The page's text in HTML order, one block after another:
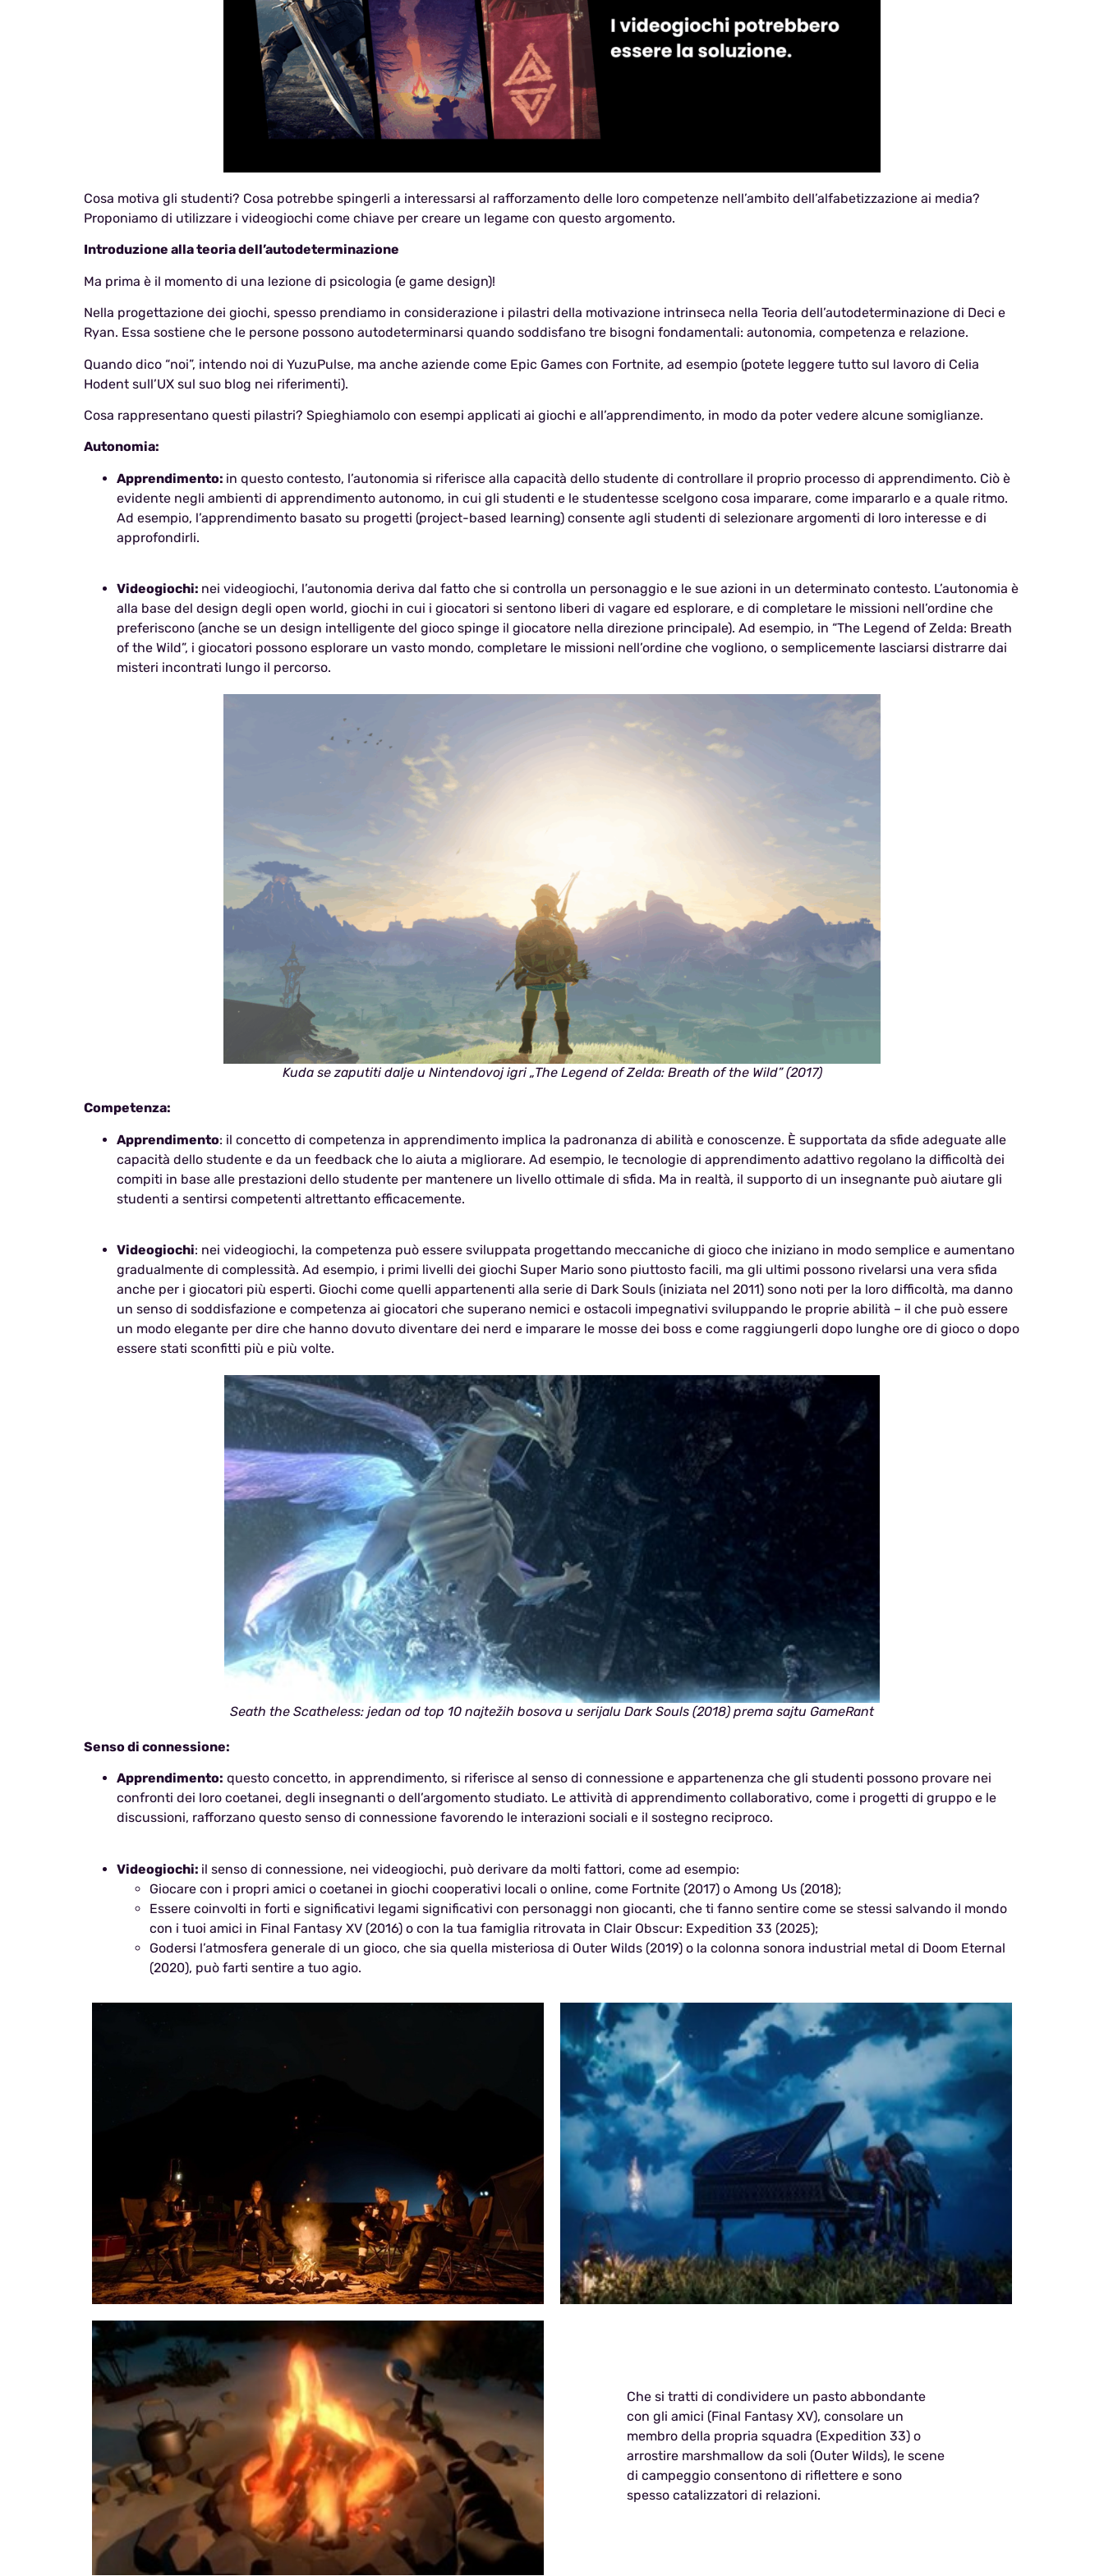
Cosa motiva gli studenti? Cosa potrebbe spingerli a interessarsi al rafforzamento delle loro competenze nell’ambito dell’alfabetizzazione ai media?
Proponiamo di utilizzare i videogiochi come chiave per creare un legame con questo argomento.
Introduzione alla teoria dell’autodeterminazione
Ma prima è il momento di una lezione di psicologia (e game design)!
Nella progettazione dei giochi, spesso prendiamo in considerazione i pilastri della motivazione intrinseca nella Teoria dell’autodeterminazione di Deci e
Ryan. Essa sostiene che le persone possono autodeterminarsi quando soddisfano tre bisogni fondamentali: autonomia, competenza e relazione.
Quando dico “noi”, intendo noi di YuzuPulse, ma anche aziende come Epic Games con Fortnite, ad esempio (potete leggere tutto sul lavoro di Celia
Hodent sull’UX sul suo blog nei riferimenti).
Cosa rappresentano questi pilastri? Spieghiamolo con esempi applicati ai giochi e all’apprendimento, in modo da poter vedere alcune somiglianze.
Autonomia:
Apprendimento: in questo contesto, l’autonomia si riferisce alla capacità dello studente di controllare il proprio processo di apprendimento. Ciò è
evidente negli ambienti di apprendimento autonomo, in cui gli studenti e le studentesse scelgono cosa imparare, come impararlo e a quale ritmo.
Ad esempio, l’apprendimento basato su progetti (project-based learning) consente agli studenti di selezionare argomenti di loro interesse e di
approfondirli.
Videogiochi: nei videogiochi, l’autonomia deriva dal fatto che si controlla un personaggio e le sue azioni in un determinato contesto. L’autonomia è
alla base del design degli open world, giochi in cui i giocatori si sentono liberi di vagare ed esplorare, e di completare le missioni nell’ordine che
preferiscono (anche se un design intelligente del gioco spinge il giocatore nella direzione principale). Ad esempio, in “The Legend of Zelda: Breath
of the Wild”, i giocatori possono esplorare un vasto mondo, completare le missioni nell’ordine che vogliono, o semplicemente lasciarsi distrarre dai
misteri incontrati lungo il percorso.
Kuda se zaputiti dalje u Nintendovoj igri „The Legend of Zelda: Breath of the Wild” (2017)
Competenza:
Apprendimento: il concetto di competenza in apprendimento implica la padronanza di abilità e conoscenze. È supportata da sfide adeguate alle
capacità dello studente e da un feedback che lo aiuta a migliorare. Ad esempio, le tecnologie di apprendimento adattivo regolano la difficoltà dei
compiti in base alle prestazioni dello studente per mantenere un livello ottimale di sfida. Ma in realtà, il supporto di un insegnante può aiutare gli
studenti a sentirsi competenti altrettanto efficacemente.
Videogiochi: nei videogiochi, la competenza può essere sviluppata progettando meccaniche di gioco che iniziano in modo semplice e aumentano
gradualmente di complessità. Ad esempio, i primi livelli dei giochi Super Mario sono piuttosto facili, ma gli ultimi possono rivelarsi una vera sfida
anche per i giocatori più esperti. Giochi come quelli appartenenti alla serie di Dark Souls (iniziata nel 2011) sono noti per la loro difficoltà, ma danno
un senso di soddisfazione e competenza ai giocatori che superano nemici e ostacoli impegnativi sviluppando le proprie abilità – il che può essere
un modo elegante per dire che hanno dovuto diventare dei nerd e imparare le mosse dei boss e come raggiungerli dopo lunghe ore di gioco o dopo
essere stati sconfitti più e più volte.
Seath the Scatheless: jedan od top 10 najtežih bosova u serijalu Dark Souls (2018) prema sajtu GameRant
Senso di connessione:
Apprendimento: questo concetto, in apprendimento, si riferisce al senso di connessione e appartenenza che gli studenti possono provare nei
confronti dei loro coetanei, degli insegnanti o dell’argomento studiato. Le attività di apprendimento collaborativo, come i progetti di gruppo e le
discussioni, rafforzano questo senso di connessione favorendo le interazioni sociali e il sostegno reciproco.
Videogiochi: il senso di connessione, nei videogiochi, può derivare da molti fattori, come ad esempio:
Giocare con i propri amici o coetanei in giochi cooperativi locali o online, come Fortnite (2017) o Among Us (2018);
Essere coinvolti in forti e significativi legami significativi con personaggi non giocanti, che ti fanno sentire come se stessi salvando il mondo
con i tuoi amici in Final Fantasy XV (2016) o con la tua famiglia ritrovata in Clair Obscur: Expedition 33 (2025);
Godersi l’atmosfera generale di un gioco, che sia quella misteriosa di Outer Wilds (2019) o la colonna sonora industrial metal di Doom Eternal
(2020), può farti sentire a tuo agio.
Che si tratti di condividere un pasto abbondante
con gli amici (Final Fantasy XV), consolare un
membro della propria squadra (Expedition 33) o
arrostire marshmallow da soli (Outer Wilds), le scene
di campeggio consentono di riflettere e sono
spesso catalizzatori di relazioni.